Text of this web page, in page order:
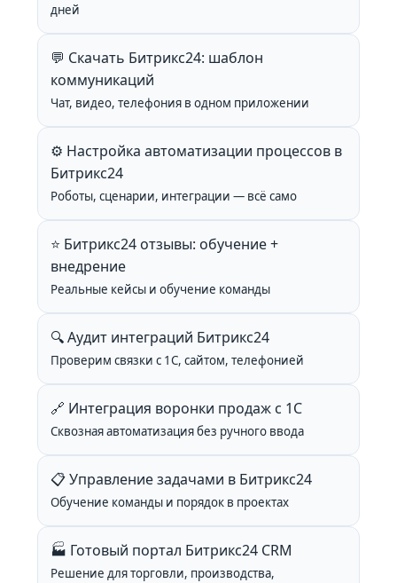
дней
💬 Скачать Битрикс24: шаблон
коммуникаций
Чат, видео, телефония в одном приложении
⚙️ Настройка автоматизации процессов в
Битрикс24
Роботы, сценарии, интеграции — всё само
⭐ Битрикс24 отзывы: обучение +
внедрение
Реальные кейсы и обучение команды
🔍 Аудит интеграций Битрикс24
Проверим связки с 1С, сайтом, телефонией
🔗 Интеграция воронки продаж с 1С
Сквозная автоматизация без ручного ввода
📋 Управление задачами в Битрикс24
Обучение команды и порядок в проектах
🏭 Готовый портал Битрикс24 CRM
Решение для торговли, производства,